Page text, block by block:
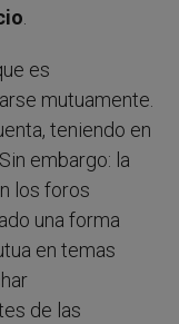
es
mutuamente.
teniendo en
embargo: la
los foros
una forma
en temas
de las